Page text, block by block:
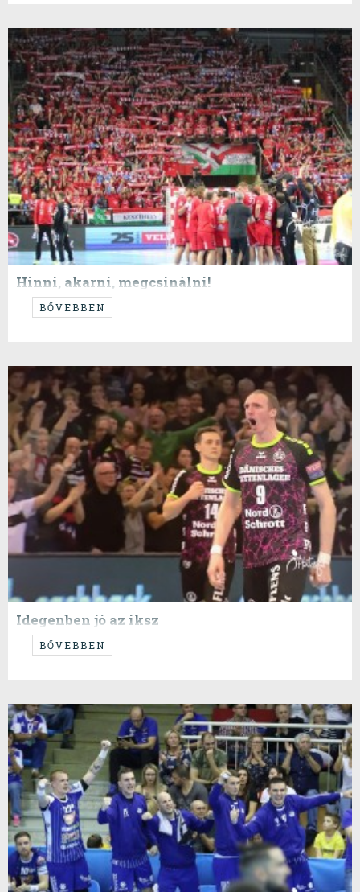
Hinni, akarni, megcsinálni!
...hatvan perc a világ...
BŐVEBBEN
Idegenben jó az iksz
...de maximum 2-3 gólon kell maradni...
BŐVEBBEN